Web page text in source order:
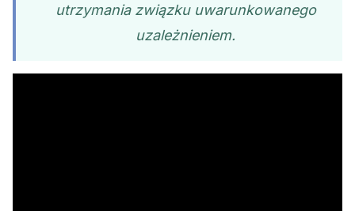
utrzymania związku uwarunkowanego
uzależnieniem.